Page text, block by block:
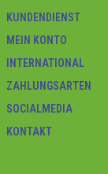
KUNDENDIENST
MEIN KONTO
INTERNATIONAL
ZAHLUNGSARTEN
SOCIALMEDIA
KONTAKT